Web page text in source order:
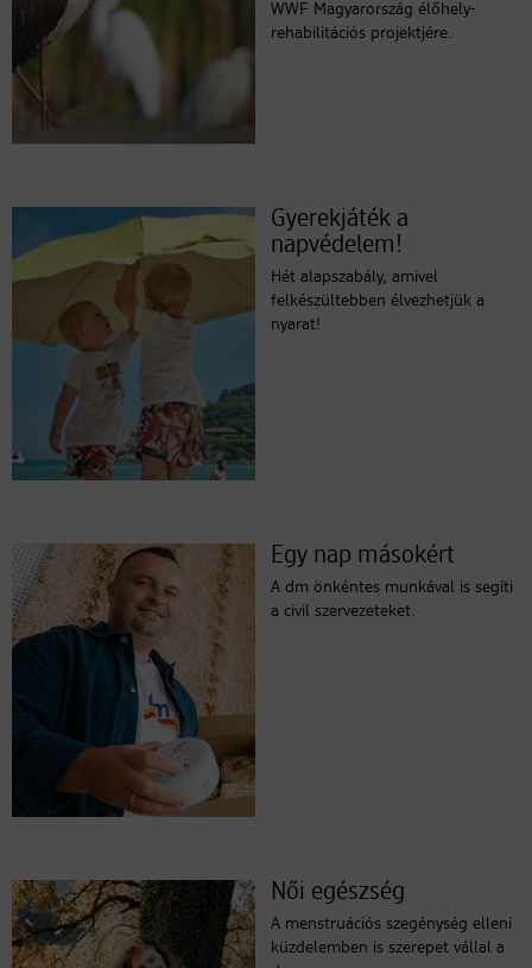
WWF Magyarország élőhely-
rehabilitációs projektjére.
Gyerekjáték a
napvédelem!
Hét alapszabály, amivel
felkészültebben élvezhetjük a
nyarat!
Egy nap másokért
A dm önkéntes munkával is segíti
a civil szervezeteket.
Női egészség
A menstruációs szegénység elleni
küzdelemben is szerepet vállal a